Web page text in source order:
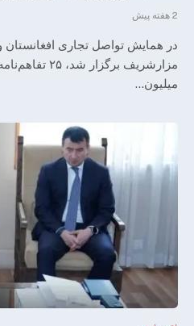
2 هفته پیش
در همایش تواصل تجاری افغانستان
میلیون…